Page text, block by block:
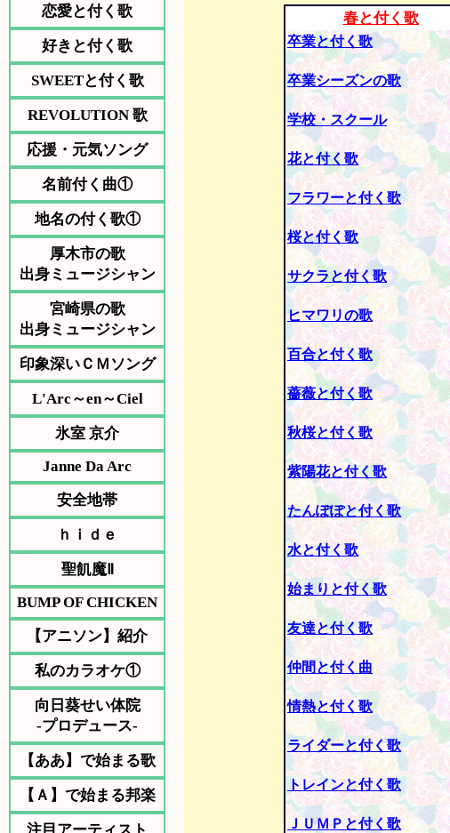
恋愛と付く歌
好きと付く歌
SWEETと付く歌
REVOLUTION 歌
応援・元気ソング
名前付く曲①
地名の付く歌①
厚木市の歌
出身ミュージシャン
宮崎県の歌
出身ミュージシャン
印象深いＣＭソング
L'Arc～en～Ciel
氷室 京介
Janne Da Arc
安全地帯
ｈｉｄｅ
聖飢魔Ⅱ
BUMP OF CHICKEN
【アニソン】紹介
私のカラオケ①
向日葵せい体院
-プロデュース-
【ああ】で始まる歌
【Ａ】で始まる邦楽
春と付く歌
卒業と付く歌
卒業シーズンの歌
学校・スクール
花と付く歌
フラワーと付く歌
桜と付く歌
サクラと付く歌
ヒマワリの歌
百合と付く歌
薔薇と付く歌
秋桜と付く歌
紫陽花と付く歌
たんぽぽと付く歌
水と付く歌
始まりと付く歌
友達と付く歌
仲間と付く曲
情熱と付く歌
ライダーと付く歌
トレインと付く歌
ＪＵＭＰと付く歌